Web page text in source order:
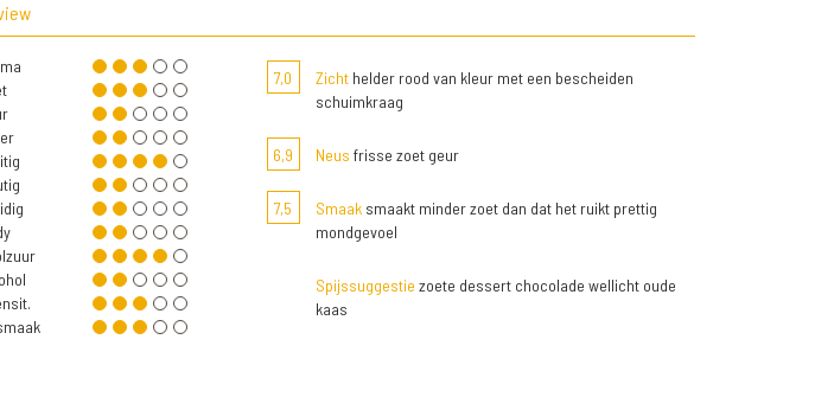
7,0 Zichthelder rood van kleur met een bescheiden
schuimkraag
6,9 Neus frisse zoet geur
7,5 Smaaksmaakt minder zoet dan dat het ruikt prettig
mondgevoel
Spijssuggestie zoete dessert chocolade wellicht oude
kaas